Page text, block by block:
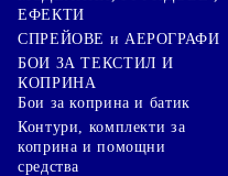
ЕФЕКТИ
СПРЕЙОВЕ и АЕРОГРАФИ
БОИ ЗА ТЕКСТИЛ И
КОПРИНА
Бои за коприна и батик
Контури, комплекти за
коприна и помощни
средства